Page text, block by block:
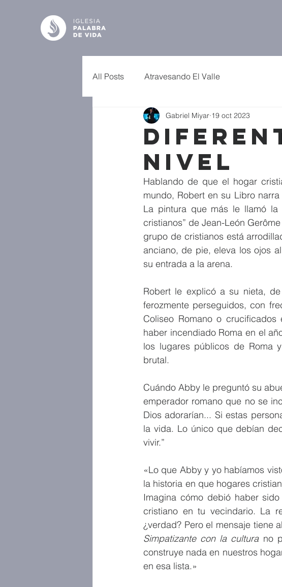
All Posts Atravesando El Valle
Nivel
Gabriel Miyar 19 oct 2023
Hablando de que el hogar
mundo, Robert en su Libro
La pintura que más le llamó
cristianos” de Jean-León
grupo de cristianos está
anciano, de pie, eleva los ojos
su entrada a la arena.
Robert le explicó a su nieta,
ferozmente perseguidos, con
Coliseo Romano o
haber incendiado Roma en el
los lugares públicos de Roma
brutal.
Cuándo Abby le preguntó su
emperador romano que no se
Dios adorarían... Si estas
la vida. Lo único que debían
vivir.”
«Lo que Abby y yo habíamos
la historia en que hogares
Imagina cómo debió haber
cristiano en tu vecindario. La
Simpatizante con la cultura no
construye nada en nuestros
en esa lista.»